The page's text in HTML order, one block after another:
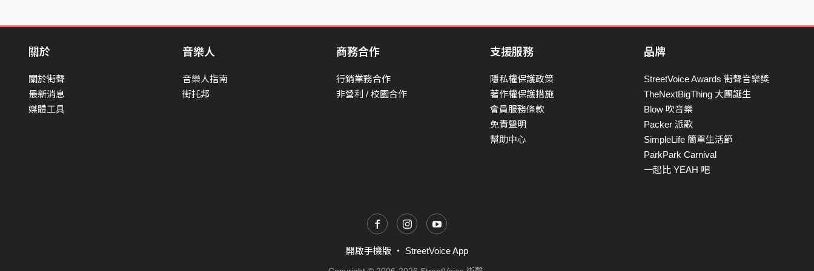
關於
關於街聲
最新消息
媒體工具
音樂人
音樂人指南
街托邦
商務合作
行銷業務合作
非營利 / 校園合作
支援服務
隱私權保護政策
著作權保護措施
會員服務條款
免責聲明
幫助中心
品牌
StreetVoice Awards 街聲音樂獎
TheNextBigThing 大團誕生
Blow 吹音樂
Packer 派歌
SimpleLife 簡單生活節
ParkPark Carnival
一起比 YEAH 吧
開啟手機版 ・ StreetVoice App